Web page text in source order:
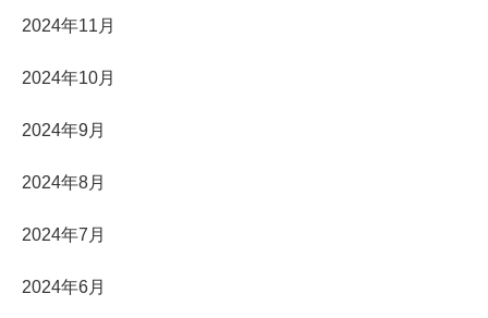
2024年11月
2024年10月
2024年9月
2024年8月
2024年7月
2024年6月